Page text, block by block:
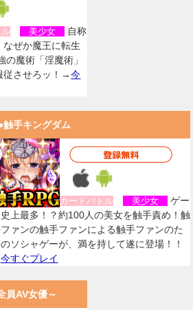
ル 美少女
自称
なぜか魔王に転生
の魔術「淫魔術」
従させろッ！→今
触手キングダム
カードバトル 美少女
ゲー
上最多！？約100人の美女を触手責め！触
ァンの触手ファンによる触手ファンのた
ソシャゲーが、満を持して遂に登場！！
今すぐプレイ
員AV女優～